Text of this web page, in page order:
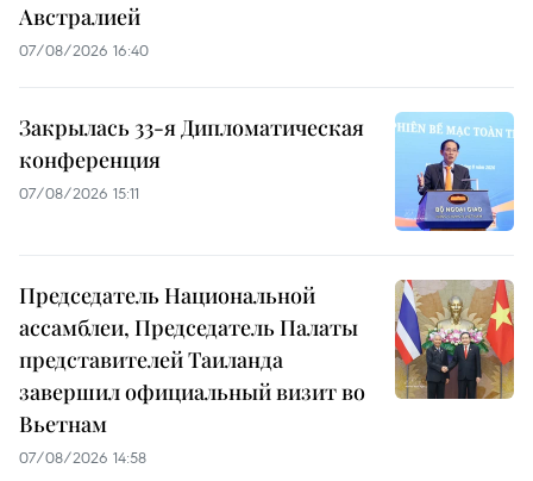
Австралией
07/08/2026 16:40
Закрылась 33-я Дипломатическая
конференция
07/08/2026 15:11
Председатель Национальной
ассамблеи, Председатель Палаты
представителей Таиланда
завершил официальный визит во
Вьетнам
07/08/2026 14:58